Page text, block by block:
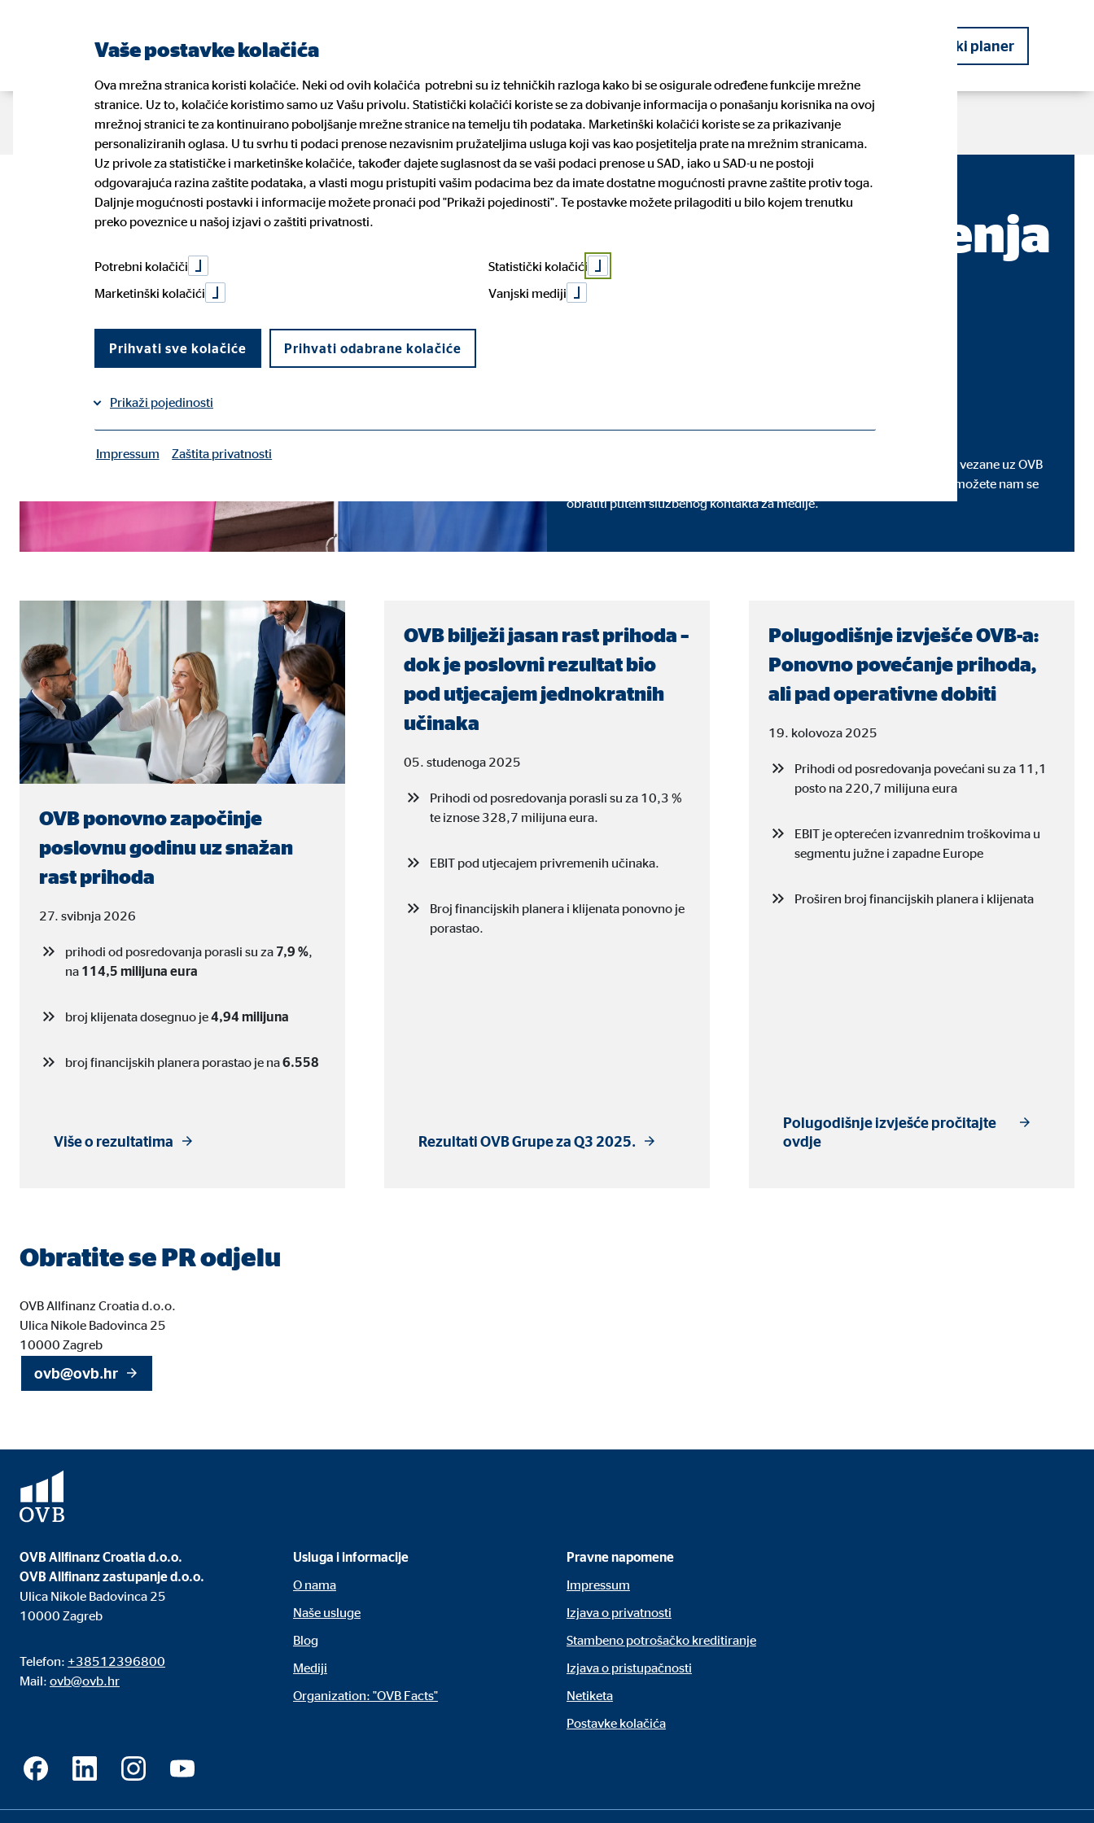
Postanite financijski planer
O nama
Naši financijski planeri Naši partneri Povijest tvrtke OVB Priče
Naše usluge
Vaše zdravlje Vaše osiguranje Dom i mobilnost Planiranje budućnosti
Dogovorite konzultacije
Blog Karijera
Prednosti posla financijskog
planera
Prilika za posao Prilika za napredovanje
Pronađite kontakt osobu i prijavite
se
Mediji Pravne informacije
GDPR
Informacije o sustavu zaštite
ulagatelja
Prijava nepravilnosti Stambeno potrošačko kreditiranje
Novosti, priopćenja
i informacije za
Na ovoj stranici dostupne su aktualne novosti, priopćenja i informacije vezane uz OVB
Hrvatska i OVB Grupu. Za medijske upite, izjave i dodatne informacije možete nam se
obratiti putem službenog kontakta za medije.
OVB ponovno započinje
poslovnu godinu uz snažan
rast prihoda
27. svibnja 2026
prihodi od posredovanja porasli su za 7,9 %,
na 114,5 milijuna eura
broj klijenata dosegnuo je4,94 milijuna
broj financijskih planera porastao je na6.558
Više o rezultatima
OVB bilježi jasan rast prihoda –
dok je poslovni rezultat bio
pod utjecajem jednokratnih
učinaka
05. studenoga 2025
Prihodi od posredovanja porasli su za 10,3 %
te iznose 328,7 milijuna eura.
EBIT pod utjecajem privremenih učinaka.
Broj financijskih planera i klijenata ponovno je
porastao.
Rezultati OVB Grupe za Q3 2025.
Polugodišnje izvješće OVB-a:
Ponovno povećanje prihoda,
ali pad operativne dobiti
19. kolovoza 2025
Prihodi od posredovanja povećani su za 11,1
posto na 220,7 milijuna eura
EBIT je opterećen izvanrednim troškovima u
segmentu južne i zapadne Europe
Proširen broj financijskih planera i klijenata
Polugodišnje izvješće pročitajte
ovdje
Obratite se PR odjelu
OVB Allfinanz Croatia d.o.o.
Ulica Nikole Badovinca 25
10000 Zagreb
ovb@ovb.hr
OVB Allfinanz Croatia d.o.o.
OVB Allfinanz zastupanje d.o.o.
Ulica Nikole Badovinca 25
10000 Zagreb
Telefon: +38512396800
Mail: ovb@ovb.hr
Usluga i informacije
O nama
Naše usluge
Blog
Mediji
Organization: "OVB Facts"
Pravne napomene
Impressum
Izjava o privatnosti
Stambeno potrošačko kreditiranje
Izjava o pristupačnosti
Netiketa
Postavke kolačića
Vaše postavke kolačića
Ova mrežna stranica koristi kolačiće. Neki od ovih kolačića potrebni su iz tehničkih razloga kako bi se osigurale određene funkcije mrežne
stranice. Uz to, kolačiće koristimo samo uz Vašu privolu. Statistički kolačići koriste se za dobivanje informacija o ponašanju korisnika na ovoj
mrežnoj stranici te za kontinuirano poboljšanje mrežne stranice na temelju tih podataka. Marketinški kolačići koriste se za prikazivanje
personaliziranih oglasa. U tu svrhu ti podaci prenose nezavisnim pružateljima usluga koji vas kao posjetitelja prate na mrežnim stranicama.
Uz privole za statističke i marketinške kolačiće, također dajete suglasnost da se vaši podaci prenose u SAD, iako u SAD-u ne postoji
odgovarajuća razina zaštite podataka, a vlasti mogu pristupiti vašim podacima bez da imate dostatne mogućnosti pravne zaštite protiv toga.
Daljnje mogućnosti postavki i informacije možete pronaći pod "Prikaži pojedinosti". Te postavke možete prilagoditi u bilo kojem trenutku
preko poveznice u našoj izjavi o zaštiti privatnosti.
Potrebni kolačiči
Statistički kolačići
Marketinški kolačići
Vanjski mediji
Prihvati sve kolačiće Prihvati odabrane kolačiće
Prikaži pojedinosti
Korisničke postavke
Ponuđač: TYPO3 Association
Svrha: Spremanje korisničkih postavki
Trajanje kolačića: sesija
Kolačić suglasnosti
Naziv:
Ponuđač: mindshape
Svrha: Upravljanje postavkama suglasnosti
Trajanje kolačića:
Statistički kolačići
Statistički kolačići prikupljaju podatke anonimno. Ovi nam podaci pomažu da shvatimo kako naši posjetitelji koriste našu mrežnu stranicu.
Naziv:
Google Tag Manager
Naziv:
Ponuđač:
Trajanje kolačića:
Sadržaj platformi s video zapisima i kartama standardno su blokirani. Ako se prihvate kolačići s vanjskih medija, za pristup ovom sadržaju više nije potreban
Naziv:
Impressum Zaštita privatnosti